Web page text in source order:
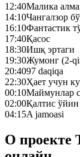
12:40Малика
14:10Чангалзор
16:10Фантастик
17:40Қасос
18:30Ишқ эртаги
19:30Жумонг (2-
20:4097 daqiqa
22:30Ҳает учун
00:10Маймунлар
02:00Қалтис ўйин
04:15A jamoasi
О проекте